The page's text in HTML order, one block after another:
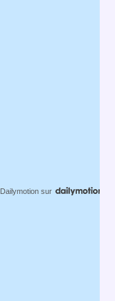
Dailymotion sur